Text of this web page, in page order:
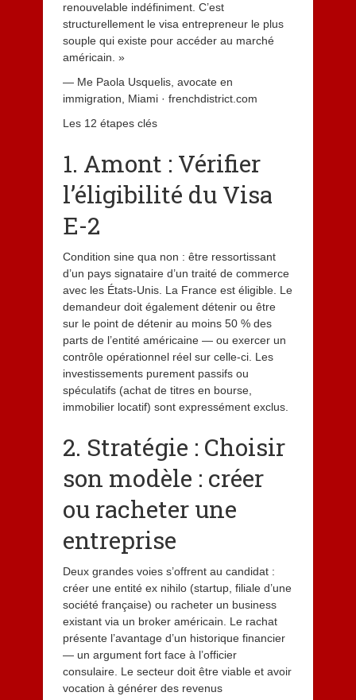
renouvelable indéfiniment. C’est
structurellement le visa entrepreneur le plus
souple qui existe pour accéder au marché
américain. »
— Me Paola Usquelis, avocate en
immigration, Miami · frenchdistrict.com
Les 12 étapes clés
1. Amont : Vérifier
l’éligibilité du Visa
E-2
Condition sine qua non : être ressortissant
d’un pays signataire d’un traité de commerce
avec les États-Unis. La France est éligible. Le
demandeur doit également détenir ou être
sur le point de détenir au moins 50 % des
parts de l’entité américaine — ou exercer un
contrôle opérationnel réel sur celle-ci. Les
investissements purement passifs ou
spéculatifs (achat de titres en bourse,
immobilier locatif) sont expressément exclus.
2. Stratégie : Choisir
son modèle : créer
ou racheter une
entreprise
Deux grandes voies s’offrent au candidat :
créer une entité ex nihilo (startup, filiale d’une
société française) ou racheter un business
existant via un broker américain. Le rachat
présente l’avantage d’un historique financier
— un argument fort face à l’officier
consulaire. Le secteur doit être viable et avoir
vocation à générer des revenus